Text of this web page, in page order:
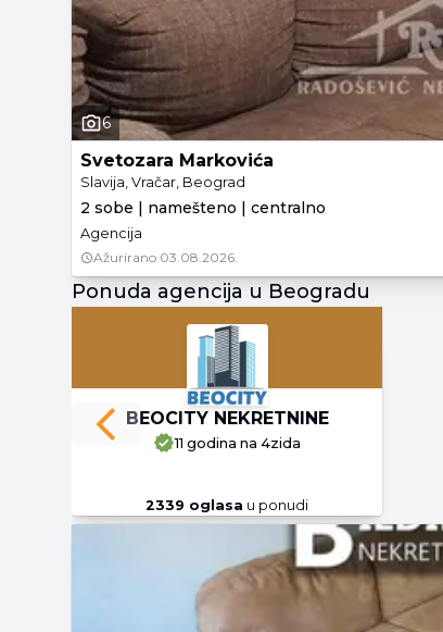
6
Svetozara Markovića
Slavija, Vračar, Beograd
2 sobe | namešteno | centralno
Agencija
Ažurirano 03.08.2026.
Ponuda agencija u Beogradu
BEOCITY NEKRETNINE
11 godina na 4zida
2339 oglasa u ponudi
Previous slide